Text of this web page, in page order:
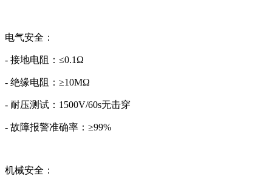
电气安全：
- 接地电阻：≤0.1Ω
- 绝缘电阻：≥10MΩ
- 耐压测试：1500V/60s无击穿
- 故障报警准确率：≥99%
机械安全：